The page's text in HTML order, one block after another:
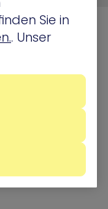
Sie in
. Unser